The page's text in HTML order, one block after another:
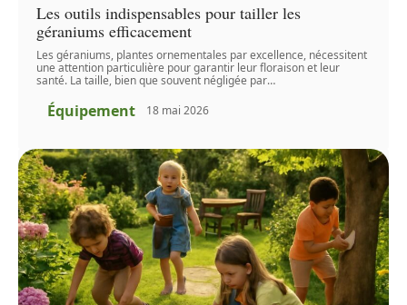
Les outils indispensables pour tailler les
géraniums efficacement
Les géraniums, plantes ornementales par excellence, nécessitent
une attention particulière pour garantir leur floraison et leur
santé. La taille, bien que souvent négligée par…
Équipement 18 mai 2026